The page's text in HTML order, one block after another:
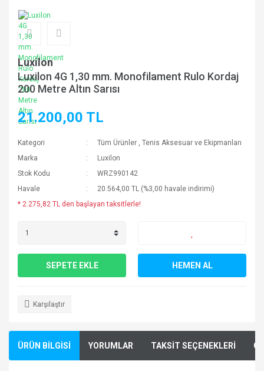
Luxilon
Luxilon 4G 1,30 mm. Monofilament Rulo Kordaj
200 Metre Altın Sarısı
21.200,00 TL
Kategori Tüm Ürünler ,Tenis Aksesuar ve Ekipmanları
Marka
Luxilon
Stok Kodu
WRZ990142
Havale
20.564,00 TL (%3,00 havale indirimi)
* 2.275,82 TL den başlayan taksitlerle!
SEPETE EKLE HEMEN AL
Karşılaştır
ÜRÜN BİLGİSİ YORUMLAR TAKSİT SEÇENEKLERİ